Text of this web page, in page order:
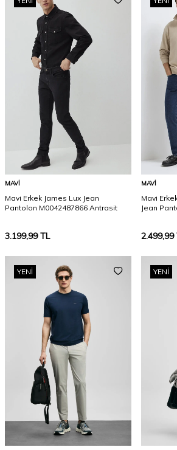
MAVI
Mavi Erkek James Lux Jean
Pantolon M0042487866 Antrasit
3.199,99TL
MAVI
Mavi
Jean
2.499,99
YENI YENI